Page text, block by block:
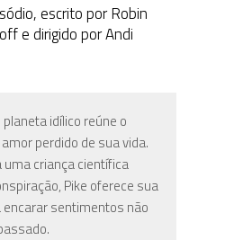
escrito por Robin
e dirigido por Andi
idílico reúne o
perdido de sua vida.
uma criança científica
Pike oferece sua
encarar sentimentos não